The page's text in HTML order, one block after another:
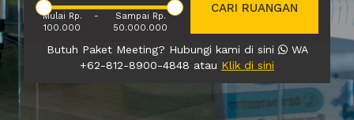
Mulai Rp.
100.000
-
Sampai Rp.
50.000.000
CARI RUANGAN
Butuh Paket Meeting? Hubungi kami di sini
WA
+62-812-8900-4848 atau Klik di sini